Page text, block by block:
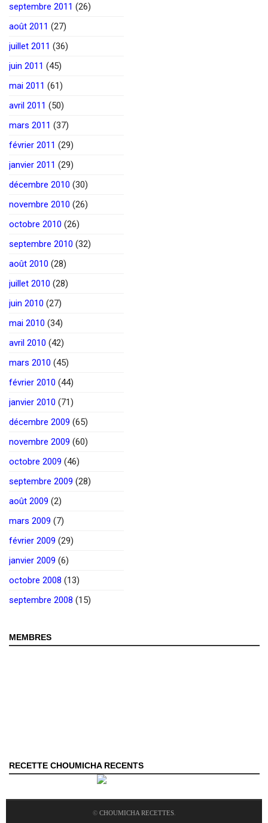
septembre 2011 (26)
août 2011 (27)
juillet 2011 (36)
juin 2011 (45)
mai 2011 (61)
avril 2011 (50)
mars 2011 (37)
février 2011 (29)
janvier 2011 (29)
décembre 2010 (30)
novembre 2010 (26)
octobre 2010 (26)
septembre 2010 (32)
août 2010 (28)
juillet 2010 (28)
juin 2010 (27)
mai 2010 (34)
avril 2010 (42)
mars 2010 (45)
février 2010 (44)
janvier 2010 (71)
décembre 2009 (65)
novembre 2009 (60)
octobre 2009 (46)
septembre 2009 (28)
août 2009 (2)
mars 2009 (7)
février 2009 (29)
janvier 2009 (6)
octobre 2008 (13)
septembre 2008 (15)
MEMBRES
RECETTE CHOUMICHA RECENTS
© CHOUMICHA RECETTES.